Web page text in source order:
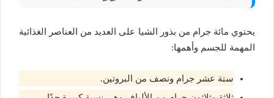
يحتوي مائة جرام من بذور الشيا على العديد من العناصر الغذائية
المهمة للجسم وأهمها:
ستة عشر جرام ونصف من البروتين.